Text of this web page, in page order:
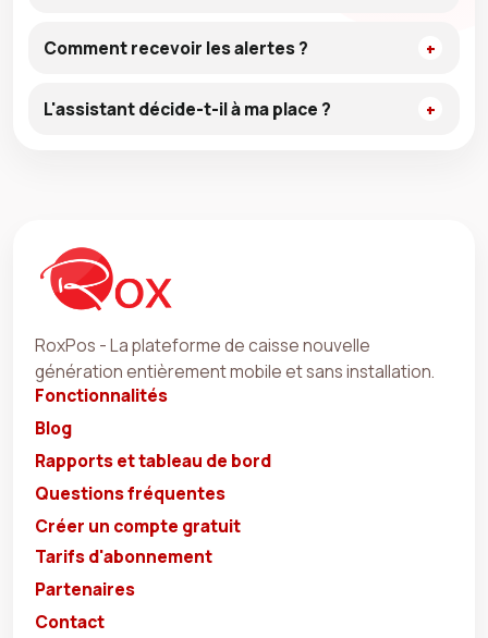
Comment recevoir les alertes ?
L'assistant décide-t-il à ma place ?
RoxPos - La plateforme de caisse nouvelle
génération entièrement mobile et sans installation.
Fonctionnalités
Blog
Rapports et tableau de bord
Questions fréquentes
Créer un compte gratuit
Tarifs d'abonnement
Partenaires
Contact